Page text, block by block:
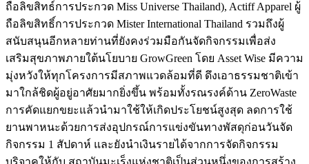
ถือลิขสิทธ์การประกวด Miss Universe Thailand), Actiff Apparel ผู้
ถือลิขสิทธิ์การประกวด Mister International Thailand รวมถึงผู้
สนับสนุนอีกหลายท่านที่ยังคงร่วมมือกันจัดกิจกรรมเพื่อส่ง
เสริมสุขภาพภายใต้นโยบาย GrowGreen โดย Asset Wise มีความ
มุ่งหวังให้ทุกโครงการมีสภาพแวดล้อมที่ดี ดึงเอาธรรมชาติเข้า
มาใกล้ชิดผู้อยู่อาศัยมากยิ่งขึ้น พร้อมทั้งรณรงค์ด้าน ZeroWaste
การคัดแยกขยะแล้วนำมาใช้ให้เกิดประโยชน์สูงสุด ลดการใช้
ยานพาหนะด้วยการส่งอุปกรณ์การแข่งขันทางพัสดุก่อนวันจัด
กิจกรรม 1 สัปดาห์ และยังนำเงินรายได้จากการจัดกิจกรรม